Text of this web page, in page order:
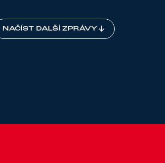
NAČÍST DALŠÍ ZPRÁVY